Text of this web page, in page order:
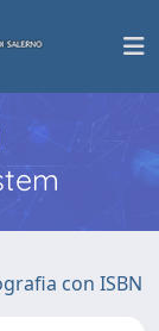
con ISBN